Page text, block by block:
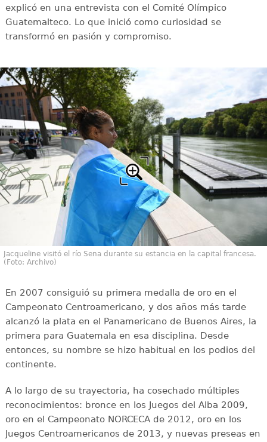
explicó en una entrevista con el Comité Olímpico
Guatemalteco. Lo que inició como curiosidad se
transformó en pasión y compromiso.
Jacqueline visitó el río Sena durante su estancia en la capital francesa.
(Foto: Archivo)
En 2007 consiguió su primera medalla de oro en el
Campeonato Centroamericano, y dos años más tarde
alcanzó la plata en el Panamericano de Buenos Aires, la
primera para Guatemala en esa disciplina. Desde
entonces, su nombre se hizo habitual en los podios del
continente.
A lo largo de su trayectoria, ha cosechado múltiples
reconocimientos: bronce en los Juegos del Alba 2009,
oro en el Campeonato NORCECA de 2012, oro en los
Juegos Centroamericanos de 2013, y nuevas preseas en